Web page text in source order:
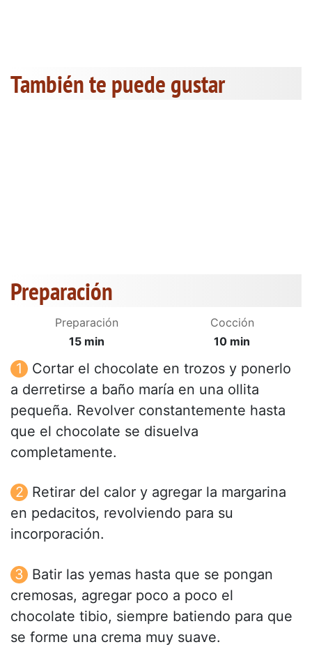
También te puede gustar
Preparación
Preparación
15 min
Cocción
10 min
Cortar el chocolate en trozos y ponerlo
a derretirse a baño maría en una ollita
pequeña. Revolver constantemente hasta
que el chocolate se disuelva
completamente.
Retirar del calor y agregar la margarina
en pedacitos, revolviendo para su
incorporación.
Batir las yemas hasta que se pongan
cremosas, agregar poco a poco el
chocolate tibio, siempre batiendo para que
se forme una crema muy suave.